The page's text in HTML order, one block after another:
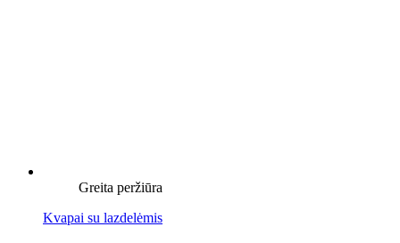
Greita peržiūra
Kvapai su lazdelėmis